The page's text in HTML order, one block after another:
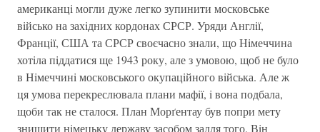
американцi могли дуже легко зупинити московське
вiйсько на захiдних кордонах СРСР. Уряди Англiї,
Францiї, США та СРСР своєчасно знали, що Нiмеччина
хотiла пiддатися ще 1943 року, але з умовою, щоб не було
в Нiмеччинi московського окупацiйного вiйська. Але ж
ця умова перекреслювала плани мафiї, i вона подбала,
щоби так не сталося. План Морґентау був попри мету
знищити нiмецьку державу засобом задля того. Вiн